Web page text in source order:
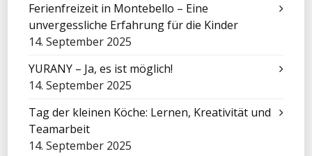
Ferienfreizeit in Montebello – Eine
unvergessliche Erfahrung für die Kinder
14. September 2025
YURANY – Ja, es ist möglich!
14. September 2025
Tag der kleinen Köche: Lernen, Kreativität und
Teamarbeit
14. September 2025